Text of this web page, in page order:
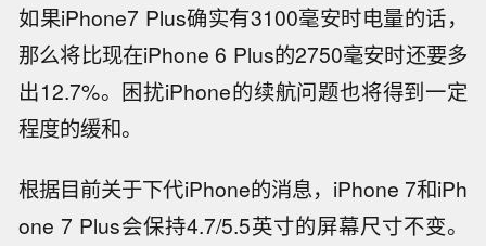
如果iPhone7 Plus确实有3100毫安时电量的话，
那么将比现在iPhone 6 Plus的2750毫安时还要多
出12.7%。困扰iPhone的续航问题也将得到一定
程度的缓和。
根据目前关于下代iPhone的消息，iPhone 7和iPh
one 7 Plus会保持4.7/5.5英寸的屏幕尺寸不变。